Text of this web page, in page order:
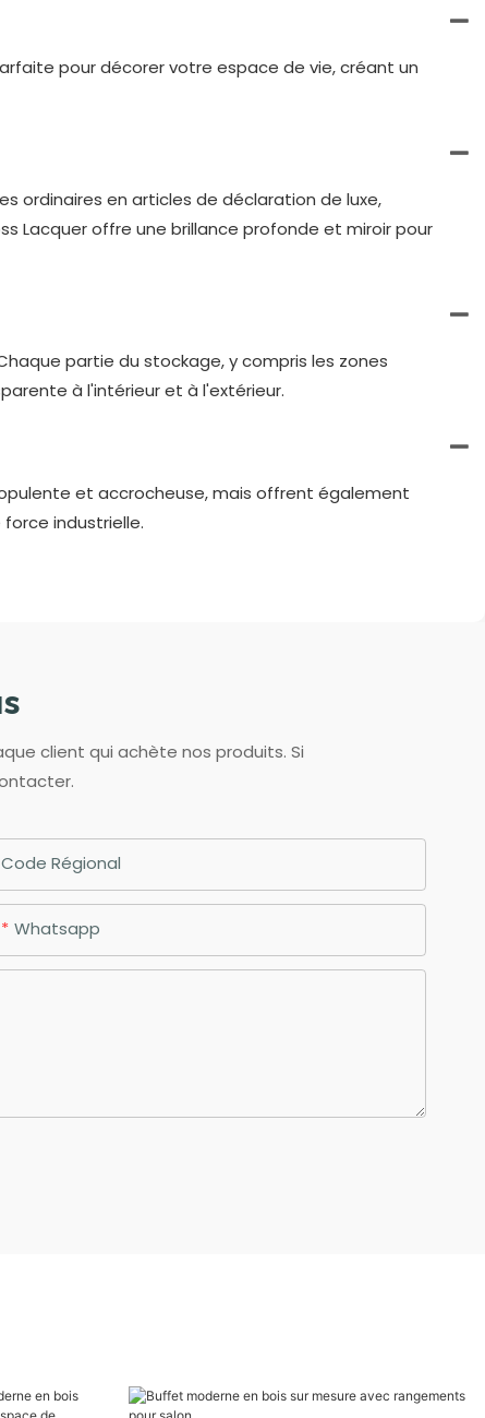
pour décorer votre espace de vie, créant un
ordinaires en articles de déclaration de luxe,
Lacquer offre une brillance profonde et miroir pour
partie du stockage, y compris les zones
à l'intérieur et à l'extérieur.
et accrocheuse, mais offrent également
industrielle.
client qui achète nos produits. Si
Code Régional
Whatsapp